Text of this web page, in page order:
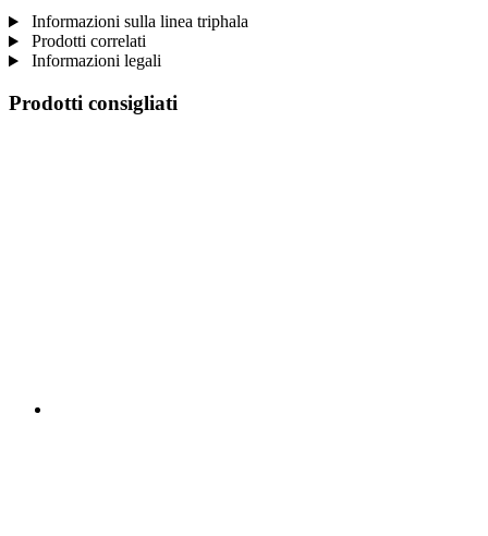
Informazioni sulla linea triphala
Prodotti correlati
Informazioni legali
Prodotti consigliati